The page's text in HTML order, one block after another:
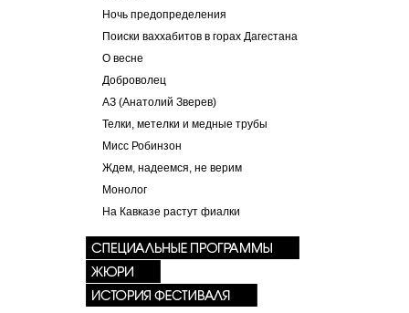
Ночь предопределения
Поиски ваххабитов в горах Дагестана
О весне
Доброволец
АЗ (Анатолий Зверев)
Телки, метелки и медные трубы
Мисс Робинзон
Ждем, надеемся, не верим
Монолог
На Кавказе растут фиалки